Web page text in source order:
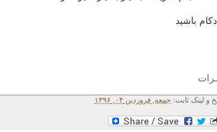
باشید
و لینک ثابت: جمعه, فروردین ۰۴, ۱۳۹۶